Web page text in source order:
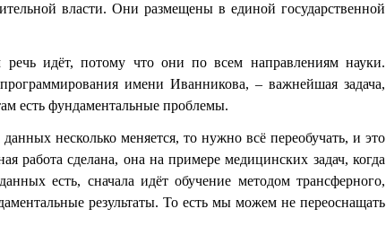
власти. Они размещены в единой государственной
идёт, потому что они по всем направлениям науки.
имени Иванникова, – важнейшая задача,
есть фундаментальные проблемы.
несколько меняется, то нужно всё переобучать, и это
работа сделана, она на примере медицинских задач, когда
есть, сначала идёт обучение методом трансферного,
результаты. То есть мы можем не переоснащать